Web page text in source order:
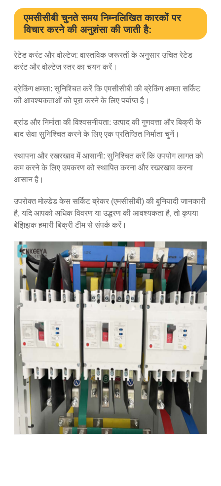
एमसीसीबी चुनते समय निम्नलिखित कारकों पर
विचार करने की अनुशंसा की जाती है:
रेटेड करंट और वोल्टेज: वास्तविक जरूरतों के अनुसार उचित रेटेड
करंट और वोल्टेज स्तर का चयन करें।
ब्रेकिंग क्षमता: सुनिश्चित करें कि एमसीसीबी की ब्रेकिंग क्षमता सर्किट
की आवश्यकताओं को पूरा करने के लिए पर्याप्त है।
ब्रांड और निर्माता की विश्वसनीयता: उत्पाद की गुणवत्ता और बिक्री के
बाद सेवा सुनिश्चित करने के लिए एक प्रतिष्ठित निर्माता चुनें।
स्थापना और रखरखाव में आसानी: सुनिश्चित करें कि उपयोग लागत को
कम करने के लिए उपकरण को स्थापित करना और रखरखाव करना
आसान है।
उपरोक्त मोल्डेड केस सर्किट ब्रेकर (एमसीसीबी) की बुनियादी जानकारी
है, यदि आपको अधिक विवरण या उद्धरण की आवश्यकता है, तो कृपया
बेझिझक हमारी बिक्री टीम से संपर्क करें।